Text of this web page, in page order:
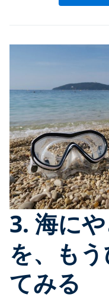
3. 海に
を、も
てみる